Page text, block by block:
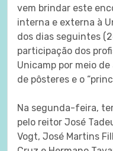
vem brindar este
interna e externa à
dos dias seguintes
participação dos
Unicamp por meio
de pôsteres e o
Na segunda-feira,
pelo reitor José
Vogt, José Martins